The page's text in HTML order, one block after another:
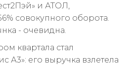
и АТОЛ,
совокупного оборота.
- очевидна.
квартала стал
А3»: его выручка взлетела